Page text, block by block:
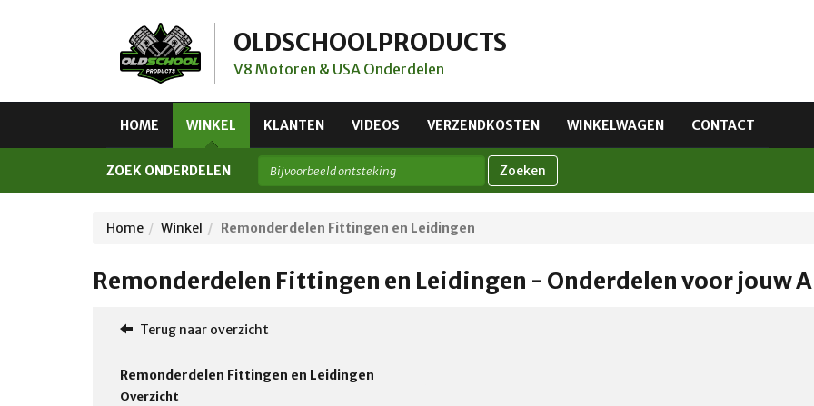
OLDSCHOOLPRODUCTS
V8 Motoren & USA Onderdelen
HOME WINKEL KLANTEN VIDEOS VERZENDKOSTEN WINKELWAGEN CONTACT
ZOEK ONDERDELEN Zoeken
Home Winkel Remonderdelen Fittingen en Leidingen
Remonderdelen Fittingen en Leidingen - Onderdelen voor jouw
Terug naar overzicht
Remonderdelen Fittingen en Leidingen
Overzicht